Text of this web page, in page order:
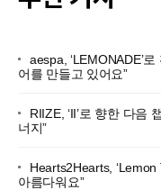
aespa, ‘LEMONADE’
어를 만들고 있어요”
RIIZE, ‘II’로 향한 다음
너지”
Hearts2Hearts,
아름다워요”